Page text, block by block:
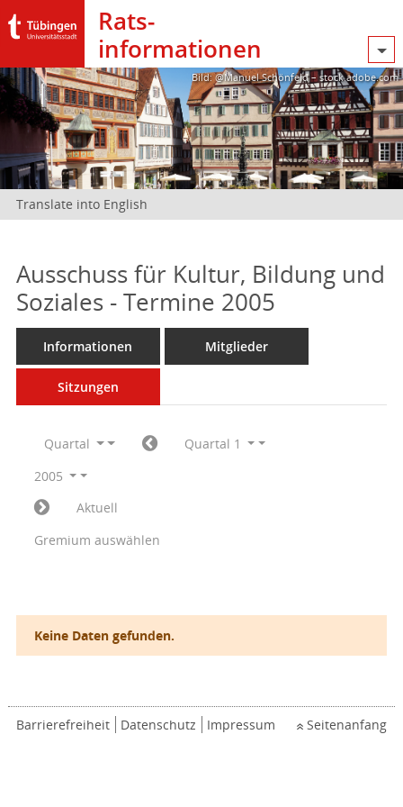
Rats­
informationen
Bild: @Manuel Schönfeld – stock.adobe.com
Translate into English
Ausschuss für Kultur, Bildung und
Soziales - Termine 2005
Informationen Mitglieder
Sitzungen
Quartal
Quartal 1
2005
Aktuell
Gremium auswählen
Keine Daten gefunden.
Barrierefreiheit Datenschutz Impressum Seitenanfang